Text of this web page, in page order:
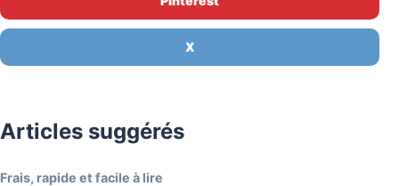
X
Articles suggérés
Frais, rapide et facile à lire